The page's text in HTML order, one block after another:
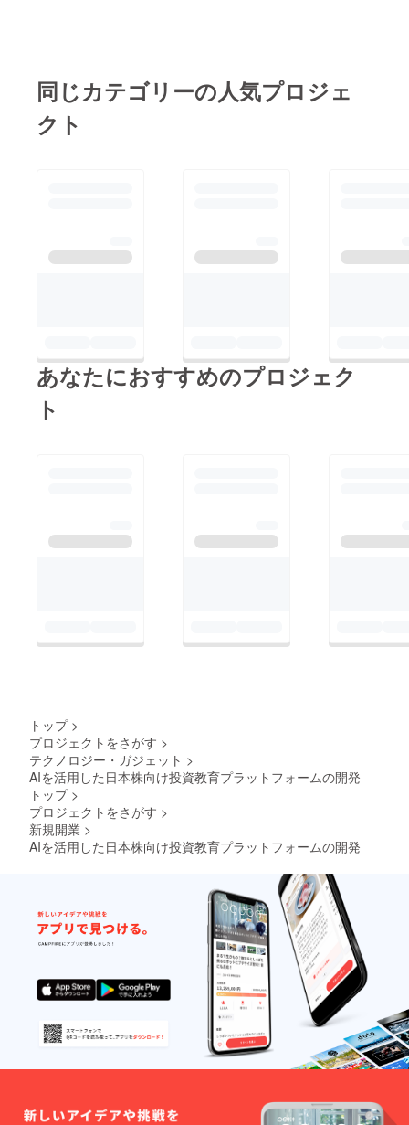
同じカテゴリーの人気プロジェ
クト
あなたにおすすめのプロジェク
ト
トップ >
プロジェクトをさがす >
テクノロジー・ガジェット >
AIを活用した日本株向け投資教育プラットフォームの開発
トップ >
プロジェクトをさがす >
新規開業 >
AIを活用した日本株向け投資教育プラットフォームの開発